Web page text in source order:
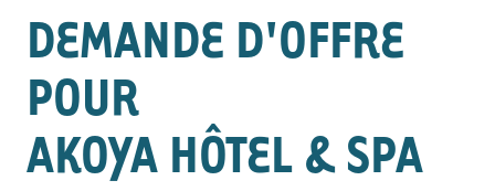
DEMANDE D'OFFRE
POUR
AKOYA HÔTEL & SPA